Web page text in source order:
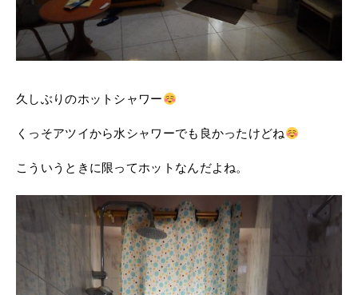
久しぶりのホットシャワー
くっそアツイから水シャワーでも良かったけどね
こういうときに限ってホットなんだよね。